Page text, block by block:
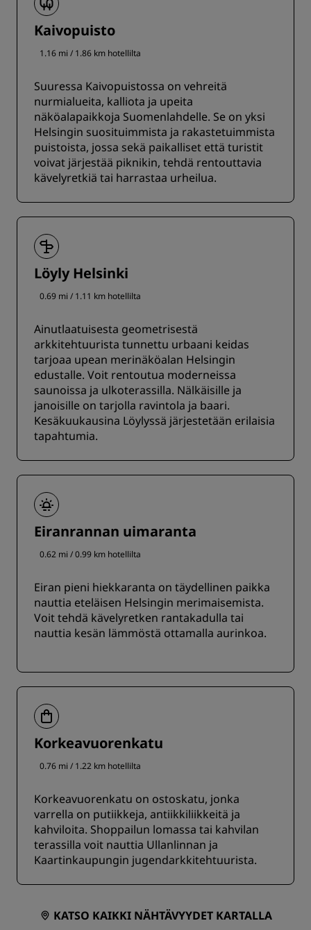
Kaivopuisto
1.16 mi / 1.86 km hotellilta
Suuressa Kaivopuistossa on vehreitä
nurmialueita, kalliota ja upeita
näköalapaikkoja Suomenlahdelle. Se on yksi
Helsingin suosituimmista ja rakastetuimmista
puistoista, jossa sekä paikalliset että turistit
voivat järjestää piknikin, tehdä rentouttavia
kävelyretkiä tai harrastaa urheilua.
Löyly Helsinki
0.69 mi / 1.11 km hotellilta
Ainutlaatuisesta geometrisestä
arkkitehtuurista tunnettu urbaani keidas
tarjoaa upean merinäköalan Helsingin
edustalle. Voit rentoutua moderneissa
saunoissa ja ulkoterassilla. Nälkäisille ja
janoisille on tarjolla ravintola ja baari.
Kesäkuukausina Löylyssä järjestetään erilaisia
tapahtumia.
Eiranrannan uimaranta
0.62 mi / 0.99 km hotellilta
Eiran pieni hiekkaranta on täydellinen paikka
nauttia eteläisen Helsingin merimaisemista.
Voit tehdä kävelyretken rantakadulla tai
nauttia kesän lämmöstä ottamalla aurinkoa.
Korkeavuorenkatu
0.76 mi / 1.22 km hotellilta
Korkeavuorenkatu on ostoskatu, jonka
varrella on putiikkeja, antiikkiliikkeitä ja
kahviloita. Shoppailun lomassa tai kahvilan
terassilla voit nauttia Ullanlinnan ja
Kaartinkaupungin jugendarkkitehtuurista.
KATSO KAIKKI NÄHTÄVYYDET KARTALLA